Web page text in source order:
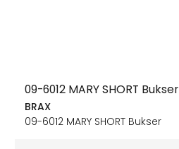
09-6012 MARY SHORT Bukser
BRAX
09-6012 MARY SHORT Bukser